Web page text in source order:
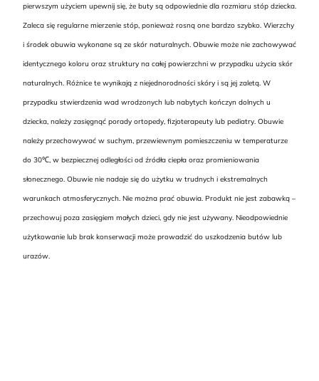
pierwszym użyciem upewnij się, że buty są odpowiednie dla rozmiaru stóp dziecka.
Zaleca się regularne mierzenie stóp, ponieważ rosną one bardzo szybko. Wierzchy
i środek obuwia wykonane są ze skór naturalnych. Obuwie może nie zachowywać
identycznego koloru oraz struktury na całej powierzchni w przypadku użycia skór
naturalnych. Różnice te wynikają z niejednorodności skóry i są jej zaletą. W
przypadku stwierdzenia wad wrodzonych lub nabytych kończyn dolnych u
dziecka, należy zasięgnąć porady ortopedy, fizjoterapeuty lub pediatry. Obuwie
należy przechowywać w suchym, przewiewnym pomieszczeniu w temperaturze
do 30℃, w bezpiecznej odległości od źródła ciepła oraz promieniowania
słonecznego. Obuwie nie nadaje się do użytku w trudnych i ekstremalnych
warunkach atmosferycznych. Nie można prać obuwia. Produkt nie jest zabawką –
przechowuj poza zasięgiem małych dzieci, gdy nie jest używany. Nieodpowiednie
użytkowanie lub brak konserwacji może prowadzić do uszkodzenia butów lub
urazów.